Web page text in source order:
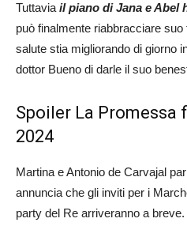
Tuttaviail piano di Jana e Abel
può finalmente riabbracciare
salute stia migliorando di giorno
dottor Bueno di darle il suo
Spoiler La Promessa
2024
Martina e Antonio de Carvajal
annuncia che gli inviti per i
party del Re arriveranno a